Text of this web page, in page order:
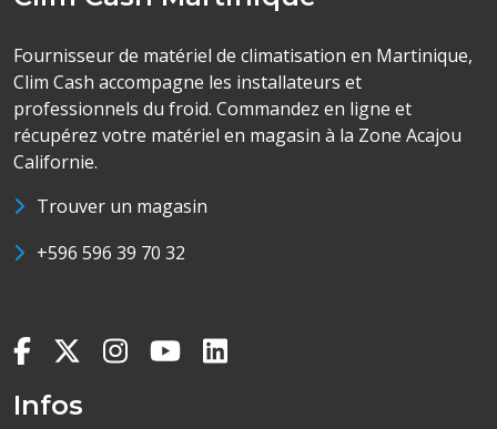
Fournisseur de matériel de climatisation en Martinique,
Clim Cash accompagne les installateurs et
professionnels du froid. Commandez en ligne et
récupérez votre matériel en magasin à la Zone Acajou
Californie.
Trouver un magasin
+596 596 39 70 32
Infos